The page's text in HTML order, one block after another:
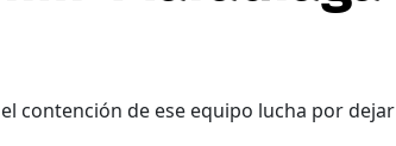
contención de ese equipo lucha por dejar